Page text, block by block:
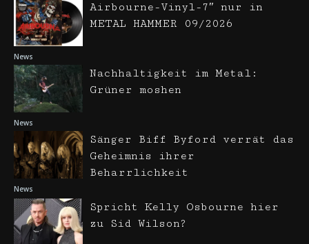
News
Airbourne-Vinyl-7″ nur in
METAL HAMMER 09/2026
News
Nachhaltigkeit im Metal:
Grüner moshen
News
Sänger Biff Byford verrät das
Geheimnis ihrer
Beharrlichkeit
Spricht Kelly Osbourne hier
zu Sid Wilson?